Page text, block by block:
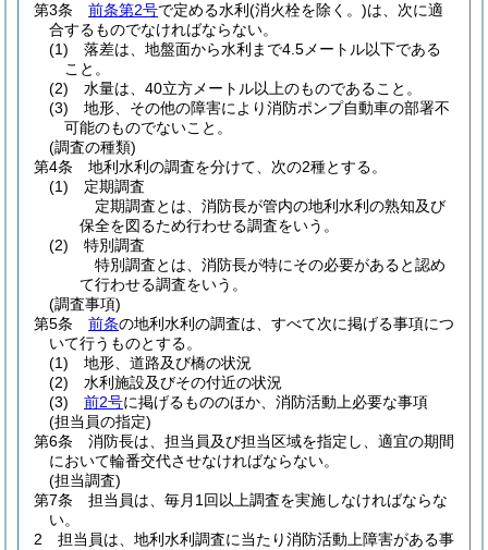
第3条
前条第2号で定める水利 (消火栓を除く。)は、次に適
合するものでなければならない。
(1)
落差は、地盤面から水利まで4.5メートル以下である
こと。
(2)
水量は、40立方メートル以上のものであること。
(3)
地形、その他の障害により消防ポンプ自動車の部署不
可能のものでないこと。
(調査の種類)
第4条
地利水利の調査を分けて、次の2種とする。
(1)
定期調査
定期調査とは、消防長が管内の地利水利の熟知及び
保全を図るため行わせる調査をいう。
(2)
特別調査
特別調査とは、消防長が特にその必要があると認め
て行わせる調査をいう。
(調査事項)
第5条
前条の地利水利の調査は、すべて次に掲げる事項につ
いて行うものとする。
(1)
地形、道路及び橋の状況
(2)
水利施設及びその付近の状況
(3)
前2号に掲げるもののほか、消防活動上必要な事項
(担当員の指定)
第6条
消防長は、担当員及び担当区域を指定し、適宜の期間
において輪番交代させなければならない。
(担当調査)
第7条
担当員は、毎月1回以上調査を実施しなければならな
い。
2
担当員は、地利水利調査に当たり消防活動上障害がある事